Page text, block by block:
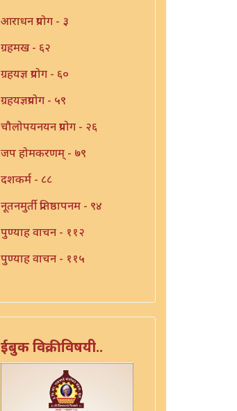
आराधन प्रयोग - ३
ग्रहमख - ६२
ग्रहयज्ञ प्रयोग - ६०
ग्रहयज्ञप्रयोग - ५९
चौलोपयनयन प्रयोग - २६
जप होमकरणम् - ७९
दशकर्म - ८८
नूतनमुर्ती प्रतिष्ठापनम - ९४
पुण्याह वाचन - ११२
पुण्याह वाचन - ११५
पुनःसंधान प्रयोग - १०८
पुनःसंधान प्रयोग - ११३
भूतशुद्धी - १२७
ईबुक विक्रीविषयी..